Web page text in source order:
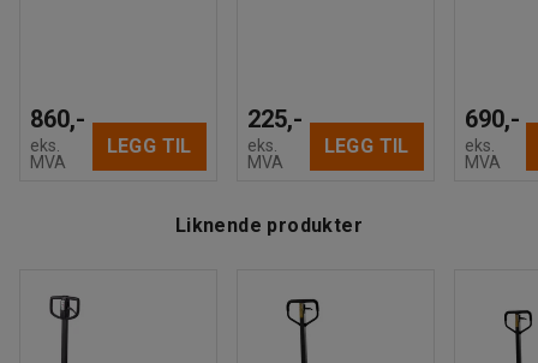
860,-
eks.
MVA
LEGG TIL
225,-
eks.
MVA
LEGG TIL
690,-
eks.
MVA
Liknende produkter